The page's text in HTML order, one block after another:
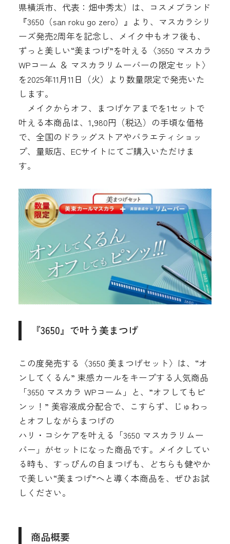
県横浜市、代表：畑中秀太）は、コスメブランド
『3650（san roku go zero）』より、マスカラシリ
ーズ発売2周年を記念し、メイク中もオフ後も、
ずっと美しい“美まつげ”を叶える〈3650 マスカラ
WPコーム ＆ マスカラリムーバーの限定セット〉
を2025年11月11日（火）より数量限定で発売いた
します。
メイクからオフ、まつげケアまでを1セットで
叶える本商品は、1,980円（税込）の手頃な価格
で、全国のドラッグストアやバラエティショッ
プ、量販店、ECサイトにてご購入いただけま
す。
『3650』で叶う美まつげ
この度発売する〈3650 美まつげセット〉は、“オ
ンしてくるん” 束感カールをキープする人気商品
「3650 マスカラ WPコーム」と、”オフしてもピ
ンッ！” 美容液成分配合で、こすらず、じゅわっ
とオフしながらまつげの
ハリ・コシケアを叶える「3650 マスカラリムー
バー」がセットになった商品です。メイクしてい
る時も、すっぴんの自まつげも、どちらも健やか
で美しい“美まつげ”へと導く本商品を、ぜひお試
しください。
商品概要